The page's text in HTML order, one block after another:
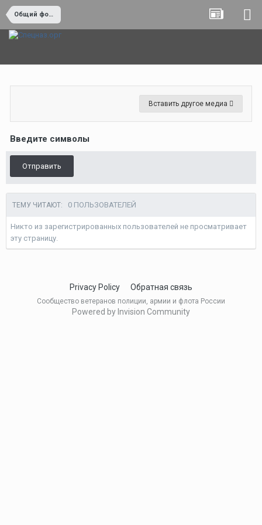
Общий форум
Вставить другое медиа
Введите символы
Отправить
ТЕМУ ЧИТАЮТ: 0 ПОЛЬЗОВАТЕЛЕЙ
Никто из зарегистрированных пользователей не просматривает
эту страницу.
Privacy Policy Обратная связь
Сообщество ветеранов полиции, армии и флота России
Powered by Invision Community